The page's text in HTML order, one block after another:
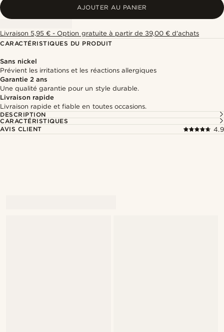
AJOUTER AU PANIER
Livraison 5,95 € - Option gratuite à partir de 39,00 € d'achats
CARACTÉRISTIQUES DU PRODUIT
Sans nickel
Prévient les irritations et les réactions allergiques
Garantie 2 ans
Une qualité garantie pour un style durable.
Livraison rapide
Livraison rapide et fiable en toutes occasions.
DESCRIPTION
CARACTÉRISTIQUES
AVIS CLIENT
4.9